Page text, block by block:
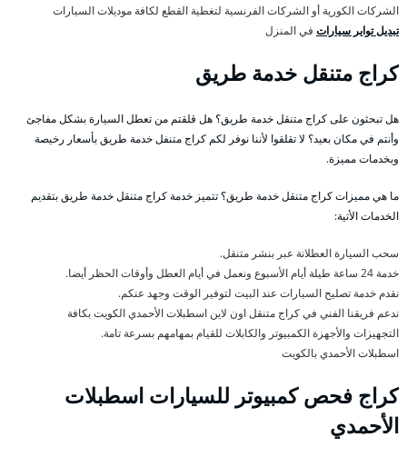
الشركات الكورية أو الشركات الفرنسية لتغطية القطع لكافة موديلات السيارات
تبديل تواير سيارات في المنزل
كراج متنقل خدمة طريق
هل تبحثون على كراج متنقل خدمة طريق؟ هل قلقتم من تعطل السيارة بشكل مفاجئ
وأنتم في مكان بعيد؟ لا تقلقوا لأننا نوفر لكم كراج متنفل خدمة طريق بأسعار رخيصة
وبخدمات مميزة.
ما هي مميزات كراج متنقل خدمة طريق؟ تتميز خدمة كراج متنقل خدمة طريق بتقديم
الخدمات الأتية:
سحب السيارة العطلانة عبر بنشر متنقل.
خدمة 24 ساعة طيلة أيام الأسبوع ونعمل في أيام العطل وأوقات الحظر أيضا.
نقدم خدمة تصليح السيارات عند البيت لتوفير الوقت وجهد عنكم.
ندعم فريقنا الفني في كراج متنقل اون لاين اسطبلات الأحمدي الكويت بكافة
التجهيزات والأجهزة الكمبيوتر والكابلات للقيام بمهامهم بسرعة تامة.
اسطبلات الأحمدي بالكويت
كراج فحص كمبيوتر للسيارات اسطبلات
الأحمدي